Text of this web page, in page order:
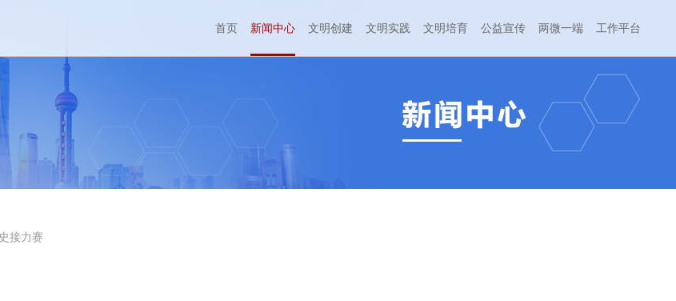
首页 新闻中心 文明创建 文明实践 文明培育 公益宣传 两微一端 工作平台
接力赛